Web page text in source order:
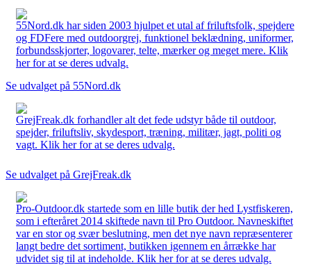
55Nord.dk har siden 2003 hjulpet et utal af friluftsfolk, spejdere
og FDFere med outdoorgrej, funktionel beklædning, uniformer,
forbundsskjorter, logovarer, telte, mærker og meget mere. Klik
her for at se deres udvalg.
Se udvalget på 55Nord.dk
GrejFreak.dk forhandler alt det fede udstyr både til outdoor,
spejder, friluftsliv, skydesport, træning, militær, jagt, politi og
vagt. Klik her for at se deres udvalg.
Se udvalget på GrejFreak.dk
Pro-Outdoor.dk startede som en lille butik der hed Lystfiskeren,
som i efteråret 2014 skiftede navn til Pro Outdoor. Navneskiftet
var en stor og svær beslutning, men det nye navn repræsenterer
langt bedre det sortiment, butikken igennem en årrække har
udvidet sig til at indeholde. Klik her for at se deres udvalg.